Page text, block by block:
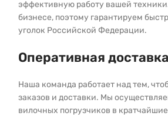
эффективную работу вашей
бизнесе, поэтому гарантируем
уголок Российской Федерации.
Оперативная
Наша команда работает над тем,
заказов и доставки. Мы
вилочных погрузчиков в